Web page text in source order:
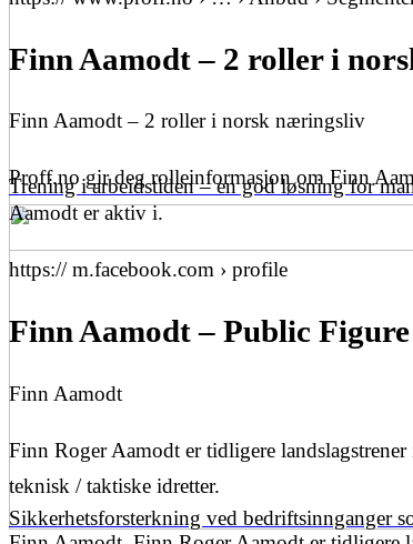
Trening i arbeidstiden – en god løsning for
Sikkerhetsforsterkning ved bedriftsinnganger
Finn Aamodt – 2 roller i
Finn Aamodt – 2 roller i norsk næringsliv
Proff.no gir deg rolleinformasjon om Finn
Aamodt er aktiv i.
https:// m.facebook.com › profile
Finn Aamodt – Public
Finn Aamodt
Finn Roger Aamodt er tidligere
teknisk / taktiske idretter.